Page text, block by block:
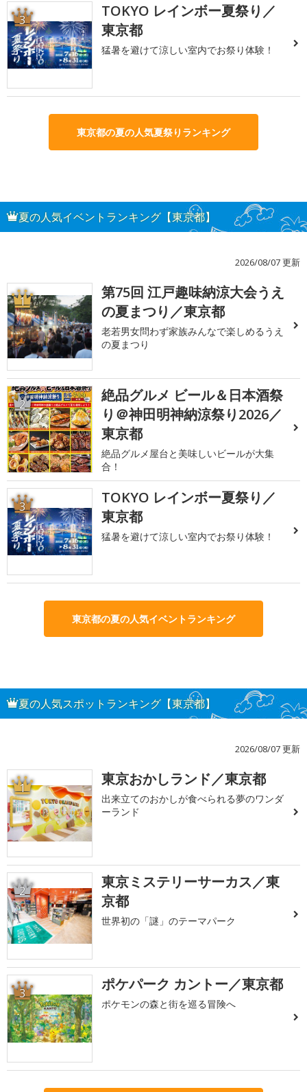
3
TOKYO レインボー夏祭り／
東京都
猛暑を避けて涼しい室内でお祭り体験！
東京都の夏の人気夏祭りランキング
夏の人気イベントランキング【東京都】
2026/08/07 更新
1
第75回 江戸趣味納涼大会うえ
の夏まつり／東京都
老若男女問わず家族みんなで楽しめるうえ
の夏まつり
2
絶品グルメ ビール＆日本酒祭
り＠神田明神納涼祭り2026／
東京都
絶品グルメ屋台と美味しいビールが大集
合！
3
TOKYO レインボー夏祭り／
東京都
猛暑を避けて涼しい室内でお祭り体験！
東京都の夏の人気イベントランキング
夏の人気スポットランキング【東京都】
2026/08/07 更新
1 東京おかしランド／東京都
出来立てのおかしが食べられる夢のワンダ
ーランド
2
東京ミステリーサーカス／東
京都
世界初の「謎」のテーマパーク
3 ポケパーク カントー／東京都
ポケモンの森と街を巡る冒険へ